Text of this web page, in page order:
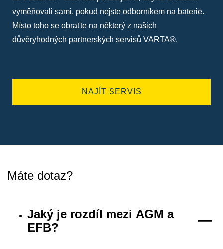
vyměňovali sami, pokud nejste odborníkem na baterie.
Místo toho se obraťte na některý z našich
důvěryhodných partnerských servisů VARTA®.
NAJÍT SERVIS
Máte dotaz?
Jaký je rozdíl mezi AGM a
EFB?